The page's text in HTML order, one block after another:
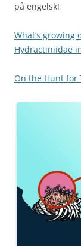
på engelsk!
What’s
Hydractiniidae
On the Hunt for